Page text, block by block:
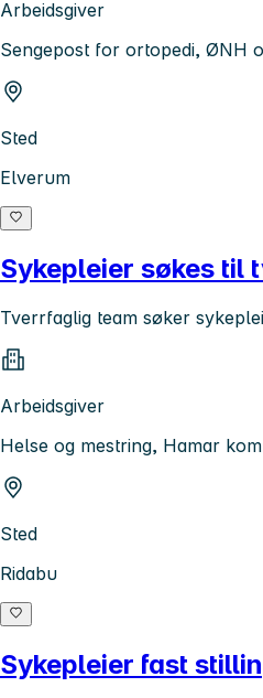
Arbeidsgiver
Sengepost for ortopedi, ØNH
Sted
Elverum
Sykepleier søkes til
Tverrfaglig team søker
Arbeidsgiver
Helse og mestring, Hamar
Sted
Ridabu
Sykepleier fast